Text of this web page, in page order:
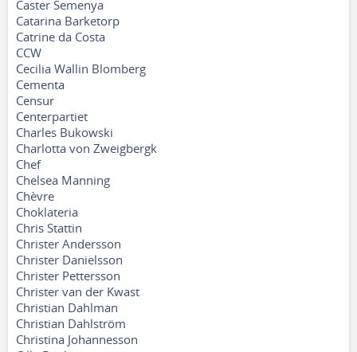
Caster Semenya
Catarina Barketorp
Catrine da Costa
CCW
Cecilia Wallin Blomberg
Cementa
Censur
Centerpartiet
Charles Bukowski
Charlotta von Zweigbergk
Chef
Chelsea Manning
Chèvre
Choklateria
Chris Stattin
Christer Andersson
Christer Danielsson
Christer Pettersson
Christer van der Kwast
Christian Dahlman
Christian Dahlström
Christina Johannesson